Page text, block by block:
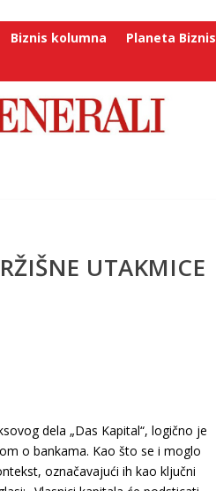
Biznis kolumna Planeta Biznis
UTAKMICE
dela „Das Kapital“, logično je
o bankama. Kao što se i moglo
označavajući ih kao ključni